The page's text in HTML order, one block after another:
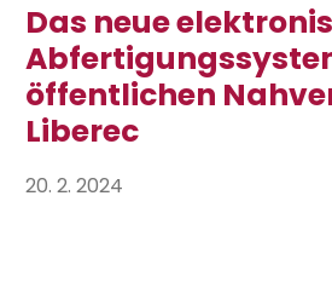
Das neue
öffentlichen
Liberec
20. 2. 2024